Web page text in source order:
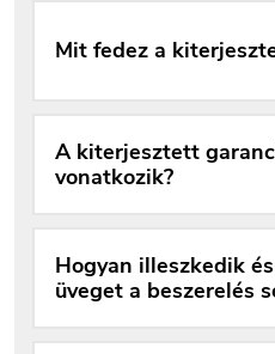
Mit fedez a
A kiterjesztett
vonatkozik?
Hogyan illeszkedik
üveget a beszerelés